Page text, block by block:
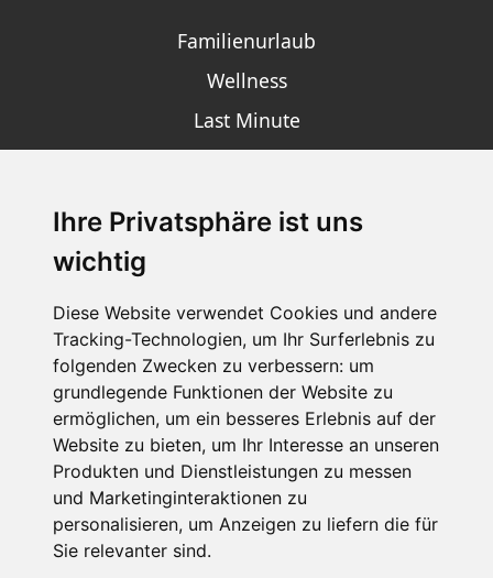
Ihre Privatsphäre ist uns
wichtig
Diese Website verwendet Cookies und andere
Tracking-Technologien, um Ihr Surferlebnis zu
folgenden Zwecken zu verbessern: um
grundlegende Funktionen der Website zu
ermöglichen, um ein besseres Erlebnis auf der
Website zu bieten, um Ihr Interesse an unseren
Produkten und Dienstleistungen zu messen
und Marketinginteraktionen zu
personalisieren, um Anzeigen zu liefern die für
Sie relevanter sind.
Familienurlaub
Wellness
Last Minute
SCHNEEHÖHEN SKI APP
Die Schneehoehen Ski APP für iOS und Android - Ein
Muss für alle Wintersportler und Schneefreaks!
Impressum
Datenschutz
Nutzungsbedingungen